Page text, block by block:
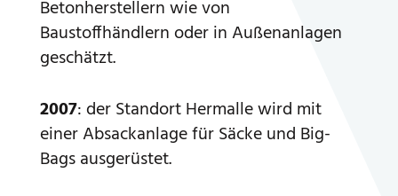
Betonherstellern wie von
Baustoffhändlern oder in Außenanlagen
geschätzt.
2007: der Standort Hermalle wird mit
einer Absackanlage für Säcke und Big-
Bags ausgerüstet.